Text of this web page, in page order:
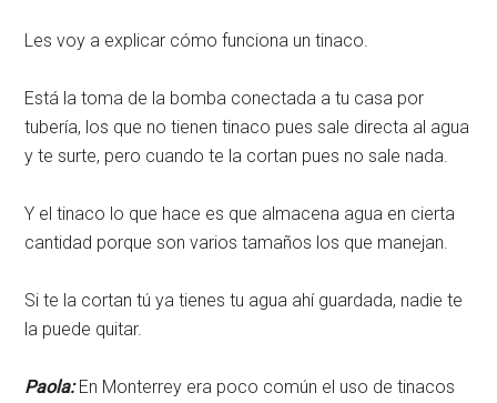
Les voy a explicar cómo funciona un tinaco.
Está la toma de la bomba conectada a tu casa por
tubería, los que no tienen tinaco pues sale directa al agua
y te surte, pero cuando te la cortan pues no sale nada.
Y el tinaco lo que hace es que almacena agua en cierta
cantidad porque son varios tamaños los que manejan.
Si te la cortan tú ya tienes tu agua ahí guardada, nadie te
la puede quitar.
Paola: En Monterrey era poco común el uso de tinacos